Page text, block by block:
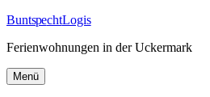
Zum
springen
BuntspechtLogis
Ferienwohnungen in der Uckermark
Menü